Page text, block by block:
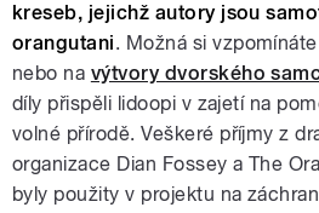
kreseb, jejichž autory jsou
orangutani. Možná si
nebo na výtvory dvorského
díly přispěli lidoopi v zajetí na
volné přírodě. Veškeré příjmy z
organizace Dian Fossey a The
byly použity v projektu na